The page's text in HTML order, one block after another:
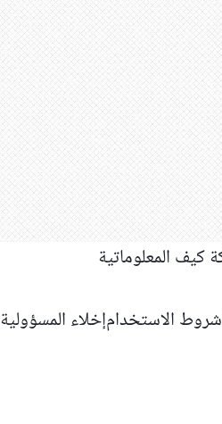
شروط الاستخدامإخلاء المسؤولية